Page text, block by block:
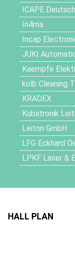
ICAPE
In4ma
Incap
JUKI
Kaempfe
kolb Cleaning
KRADEX
Kubatronik
Leiton GmbH
LFG Eckhard
LPKF Laser &
HALL PLAN